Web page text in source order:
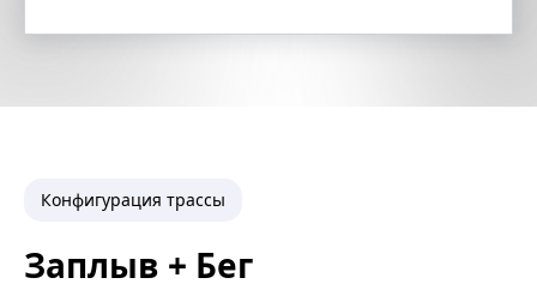
Конфигурация трассы
Заплыв + Бег